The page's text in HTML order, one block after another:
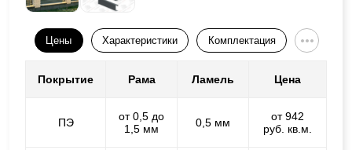
Цены Характеристики Комплектация
Покрытие Рама Ламель Цена
ПЭ
от 0,5 до
1,5 мм
0,5 мм
от 942
руб. кв.м.